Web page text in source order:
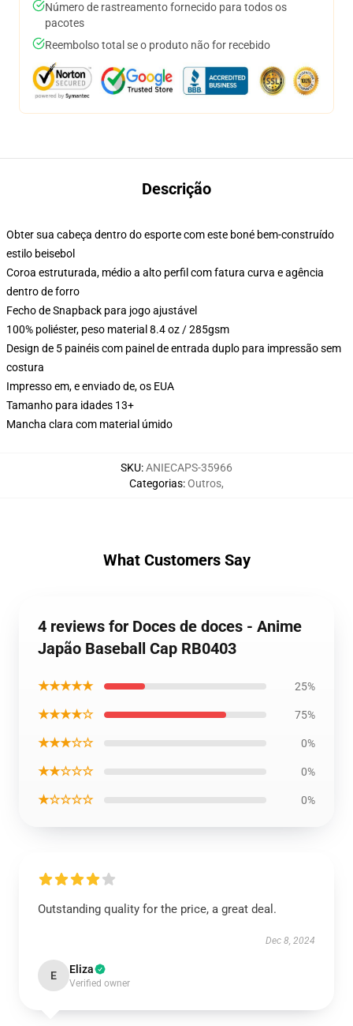
Número de rastreamento fornecido para todos os
pacotes
Reembolso total se o produto não for recebido
Descrição
Obter sua cabeça dentro do esporte com este boné bem-construído
estilo beisebol
Coroa estruturada, médio a alto perfil com fatura curva e agência
dentro de forro
Fecho de Snapback para jogo ajustável
100% poliéster, peso material 8.4 oz / 285gsm
Design de 5 painéis com painel de entrada duplo para impressão sem
costura
Impresso em, e enviado de, os EUA
Tamanho para idades 13+
Mancha clara com material úmido
SKU:ANIECAPS-35966
Categorias:Outros,
What Customers Say
4 reviews for Doces de doces - Anime
Japão Baseball Cap RB0403
★★★★★ 25%
★★★★☆ 75%
★★★☆☆ 0%
★★☆☆☆ 0%
★☆☆☆☆ 0%
Outstanding quality for the price, a great deal.
Dec 8, 2024
E Eliza
Verified owner